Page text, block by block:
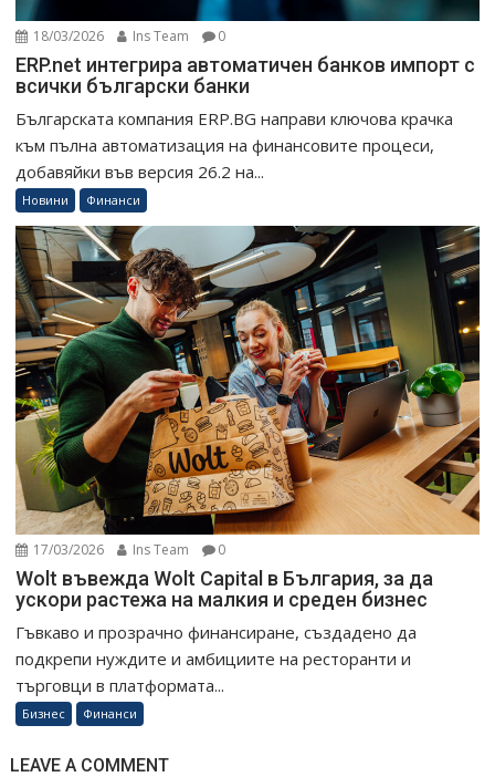
18/03/2026 Ins Team 0
ERP.net интегрира автоматичен банков импорт с
всички български банки
Българската компания ERP.BG направи ключова крачка
към пълна автоматизация на финансовите процеси,
добавяйки във версия 26.2 на...
Новини Финанси
17/03/2026 Ins Team 0
Wolt въвежда Wolt Capital в България, за да
ускори растежа на малкия и среден бизнес
Гъвкаво и прозрачно финансиране, създадено да
подкрепи нуждите и амбициите на ресторанти и
търговци в платформата...
Бизнес Финанси
LEAVE A COMMENT